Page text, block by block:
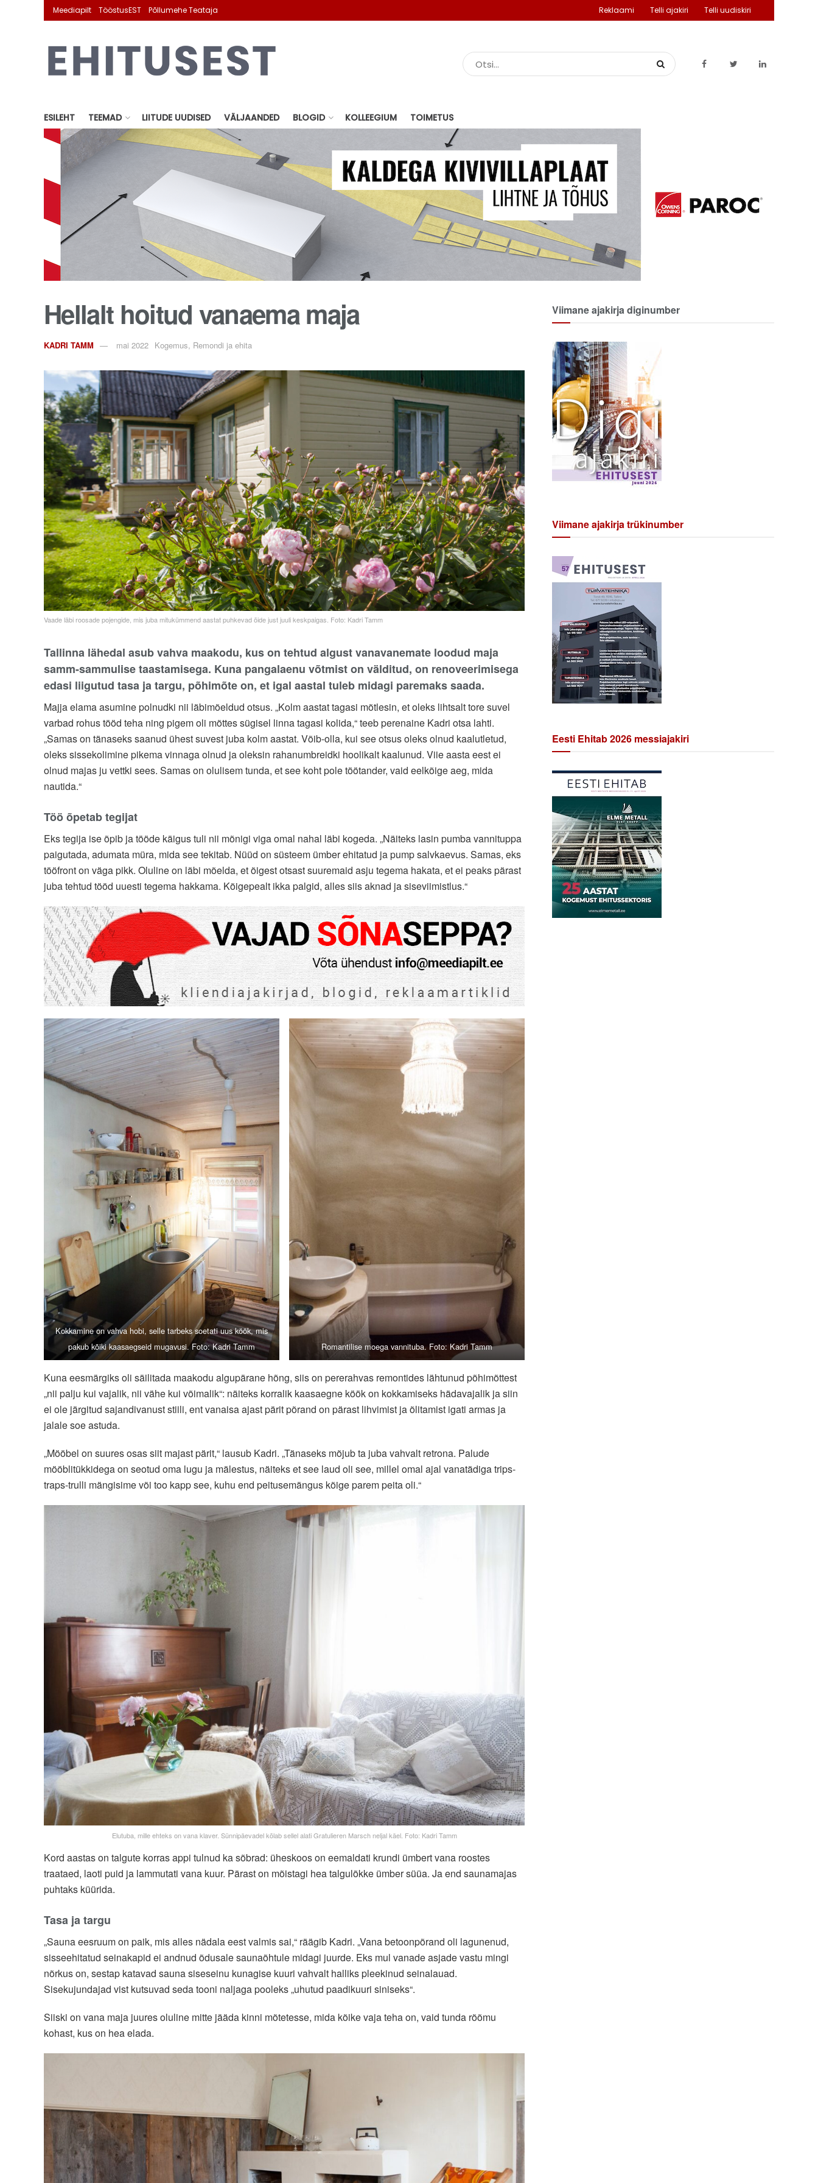
Meediapilt TööstusEST Põllumehe Teataja Reklaami Telli ajakiri Telli uudiskiri
ESILEHT TEEMAD LIITUDE UUDISED VÄLJAANDED BLOGID KOLLEEGIUM TOIMETUS
Hellalt hoitud vanaema maja
KADRI TAMM mai 2022 Kogemus, Remondi ja ehita
Vaade läbi roosade pojengide, mis juba mitukümmend aastat puhkevad õide just juuli keskpaigas. Foto: Kadri Tamm
Tallinna lähedal asub vahva maakodu, kus on tehtud algust vanavanemate loodud maja
samm-sammulise taastamisega. Kuna pangalaenu võtmist on välditud, on renoveerimisega
edasi liigutud tasa ja targu, põhimõte on, et igal aastal tuleb midagi paremaks saada.
Majja elama asumine polnudki nii läbimõeldud otsus. „Kolm aastat tagasi mõtlesin, et oleks lihtsalt tore suvel
varbad rohus tööd teha ning pigem oli mõttes sügisel linna tagasi kolida,“ teeb perenaine Kadri otsa lahti.
„Samas on tänaseks saanud ühest suvest juba kolm aastat. Võib-olla, kui see otsus oleks olnud kaalutletud,
oleks sissekolimine pikema vinnaga olnud ja oleksin rahanumbreidki hoolikalt kaalunud. Viie aasta eest ei
olnud majas ju vettki sees. Samas on olulisem tunda, et see koht pole töötander, vaid eelkõige aeg, mida
nautida.“
Töö õpetab tegijat
Eks tegija ise õpib ja tööde käigus tuli nii mõnigi viga omal nahal läbi kogeda. „Näiteks lasin pumba vannituppa
paigutada, adumata müra, mida see tekitab. Nüüd on süsteem ümber ehitatud ja pump salvkaevus. Samas, eks
tööfront on väga pikk. Oluline on läbi mõelda, et õigest otsast suuremaid asju tegema hakata, et ei peaks pärast
juba tehtud tööd uuesti tegema hakkama. Kõigepealt ikka palgid, alles siis aknad ja siseviimistlus.“
Kokkamine on vahva hobi, selle tarbeks soetati uus köök, mis
pakub kõiki kaasaegseid mugavusi. Foto: Kadri Tamm
Romantilise moega vannituba. Foto: Kadri Tamm
Kuna eesmärgiks oli säilitada maakodu algupärane hõng, siis on pererahvas remontides lähtunud põhimõttest
„nii palju kui vajalik, nii vähe kui võimalik“: näiteks korralik kaasaegne köök on kokkamiseks hädavajalik ja siin
ei ole järgitud sajandivanust stiili, ent vanaisa ajast pärit põrand on pärast lihvimist ja õlitamist igati armas ja
jalale soe astuda.
„Mööbel on suures osas siit majast pärit,“ lausub Kadri. „Tänaseks mõjub ta juba vahvalt retrona. Palude
mööblitükkidega on seotud oma lugu ja mälestus, näiteks et see laud oli see, millel omal ajal vanatädiga trips-
traps-trulli mängisime või too kapp see, kuhu end peitusemängus kõige parem peita oli.“
Elutuba, mille ehteks on vana klaver. Sünnipäevadel kõlab sellel alati Gratulieren Marsch neljal käel. Foto: Kadri Tamm
Kord aastas on talgute korras appi tulnud ka sõbrad: üheskoos on eemaldati krundi ümbert vana roostes
traataed, laoti puid ja lammutati vana kuur. Pärast on mõistagi hea talgulõkke ümber süüa. Ja end saunamajas
puhtaks küürida.
Tasa ja targu
„Sauna eesruum on paik, mis alles nädala eest valmis sai,“ räägib Kadri. „Vana betoonpõrand oli lagunenud,
sisseehitatud seinakapid ei andnud õdusale saunaõhtule midagi juurde. Eks mul vanade asjade vastu mingi
nõrkus on, sestap katavad sauna siseseinu kunagise kuuri vahvalt halliks pleekinud seinalauad.
Sisekujundajad vist kutsuvad seda tooni naljaga pooleks „uhutud paadikuuri siniseks“.
Siiski on vana maja juures oluline mitte jääda kinni mõtetesse, mida kõike vaja teha on, vaid tunda rõõmu
kohast, kus on hea elada.
Viimane ajakirja diginumber
Viimane ajakirja trükinumber
Eesti Ehitab 2026 messiajakiri